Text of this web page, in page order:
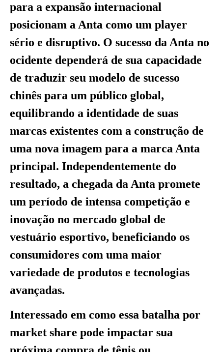
para a expansão internacional
posicionam a Anta como um player
sério e disruptivo. O sucesso da Anta no
ocidente dependerá de sua capacidade
de traduzir seu modelo de sucesso
chinês para um público global,
equilibrando a identidade de suas
marcas existentes com a construção de
uma nova imagem para a marca Anta
principal. Independentemente do
resultado, a chegada da Anta promete
um período de intensa competição e
inovação no mercado global de
vestuário esportivo, beneficiando os
consumidores com uma maior
variedade de produtos e tecnologias
avançadas.
Interessado em como essa batalha por
market share pode impactar sua